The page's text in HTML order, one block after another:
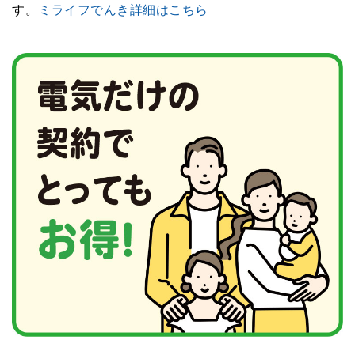
す。
ミライフでんき詳細はこちら